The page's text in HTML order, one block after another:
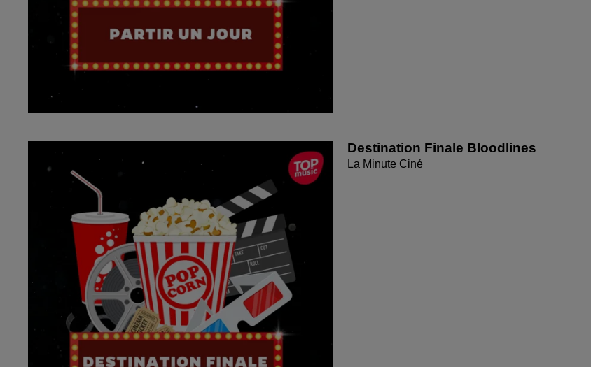
Destination Finale Bloodlines
La Minute Ciné